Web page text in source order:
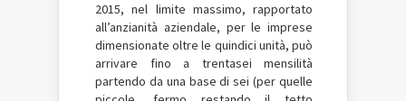
2015, nel limite massimo, rapportato
all’anzianità aziendale, per le imprese
dimensionate oltre le quindici unità, può
arrivare fino a trentasei mensilità
partendo da una base di sei (per quelle